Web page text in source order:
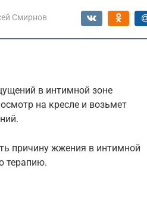
Смирнов
в интимной зоне
на кресле и возьмет
причину жжения в интимной
терапию.